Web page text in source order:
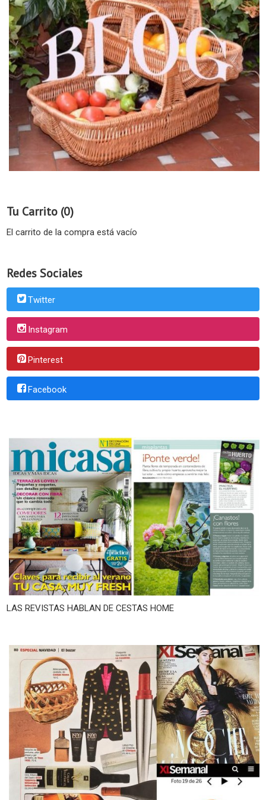
Tu Carrito (0)
El carrito de la compra está vacío
Redes Sociales
Twitter
Instagram
Pinterest
Facebook
LAS REVISTAS HABLAN DE CESTAS HOME